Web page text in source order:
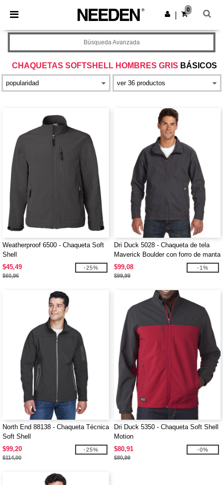
× App de Needen
¡Mejores precios en app!
Descargar app
0
CHAQUETAS SOFTSHELL HOMBRES GRIS BÁSICOS
Búsqueda Avanzada
Weatherproof 6500 - Chaqueta Soft
Shell
$45,49
$60,96
-25%
Dri Duck 5028 - Chaqueta de tela
Maverick Boulder con forro de manta
$99,08
$99,99
-1%
North End 88138 - Chaqueta Técnica
Soft Shell
$99,20
$114,00
-25%
Dri Duck 5350 - Chaqueta Soft Shell
Motion
$80,91
$80,99
-0%